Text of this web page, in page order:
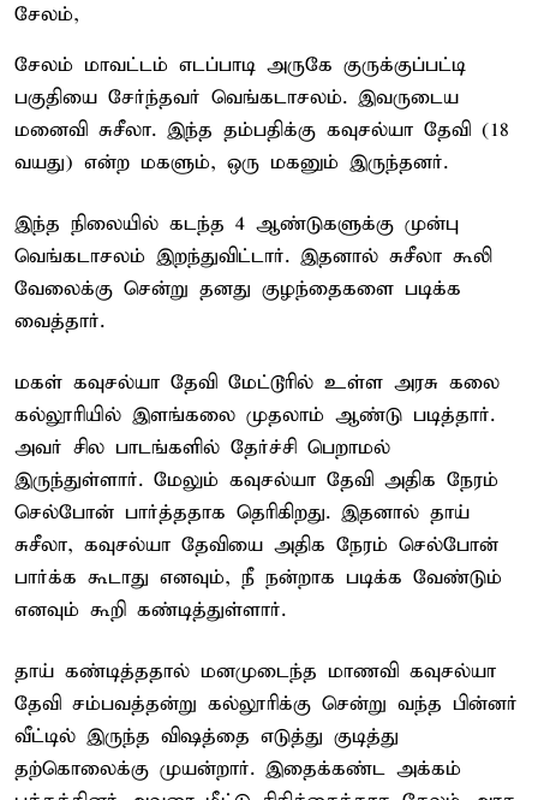
சேலம்,
சேலம் மாவட்டம் எடப்பாடி அருகே குருக்குப்பட்டி
பகுதியை சேர்ந்தவர் வெங்கடாசலம். இவருடைய
மனைவி சுசீலா. இந்த தம்பதிக்கு கவுசல்யா தேவி (18
வயது) என்ற மகளும், ஒரு மகனும் இருந்தனர்.
இந்த நிலையில் கடந்த 4 ஆண்டுகளுக்கு முன்பு
வெங்கடாசலம் இறந்துவிட்டார். இதனால் சுசீலா கூலி
வேலைக்கு சென்று தனது குழந்தைகளை படிக்க
வைத்தார்.
மகள் கவுசல்யா தேவி மேட்டூரில் உள்ள அரசு கலை
கல்லூரியில் இளங்கலை முதலாம் ஆண்டு படித்தார்.
அவர் சில பாடங்களில் தேர்ச்சி பெறாமல்
இருந்துள்ளார். மேலும் கவுசல்யா தேவி அதிக நேரம்
செல்போன் பார்த்ததாக தெரிகிறது. இதனால் தாய்
சுசீலா, கவுசல்யா தேவியை அதிக நேரம் செல்போன்
பார்க்க கூடாது எனவும், நீ நன்றாக படிக்க வேண்டும்
எனவும் கூறி கண்டித்துள்ளார்.
தாய் கண்டித்ததால் மனமுடைந்த மாணவி கவுசல்யா
தேவி சம்பவத்தன்று கல்லூரிக்கு சென்று வந்த பின்னர்
வீட்டில் இருந்த விஷத்தை எடுத்து குடித்து
தற்கொலைக்கு முயன்றார். இதைக்கண்ட அக்கம்